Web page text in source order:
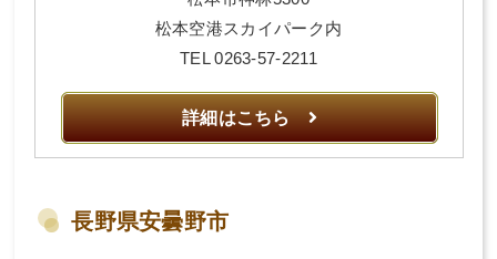
松本空港スカイパーク内
TEL 0263-57-2211
詳細はこちら
長野県安曇野市